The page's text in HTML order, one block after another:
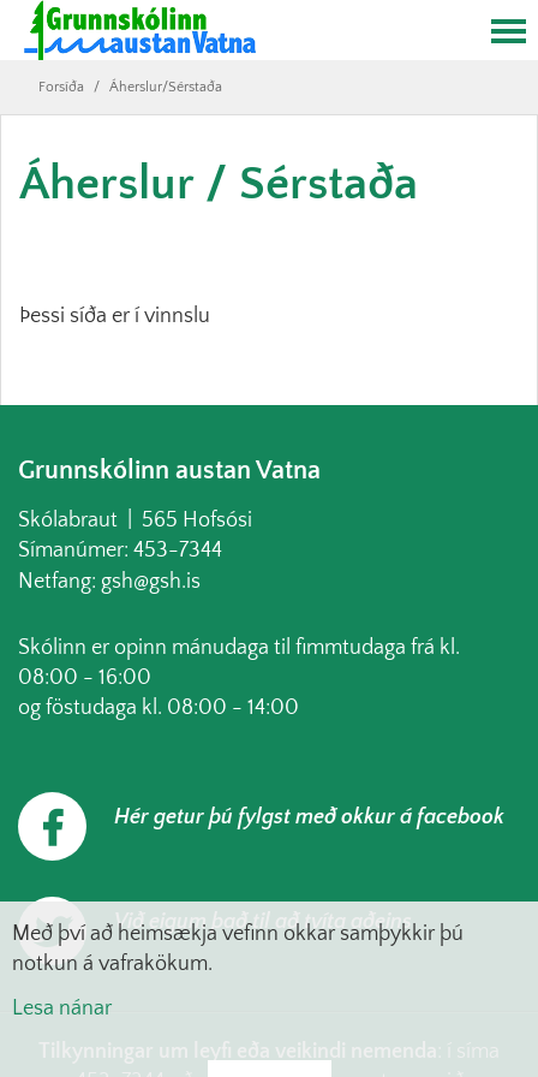
Forsíða / Áherslur/Sérstaða
Áherslur / Sérstaða
Þessi síða er í vinnslu
Grunnskólinn austan Vatna
Skólabraut | 565 Hofsósi
Símanúmer: 453-7344
Netfang: gsh@gsh.is
Skólinn er opinn mánudaga til fimmtudaga frá kl.
08:00 - 16:00
og föstudaga kl. 08:00 - 14:00
Hér getur þú fylgst með okkur á facebook
Við eigum það til að tvíta aðeins
Með því að heimsækja vefinn okkar samþykkir þú
notkun á vafrakökum.
Lesa nánar